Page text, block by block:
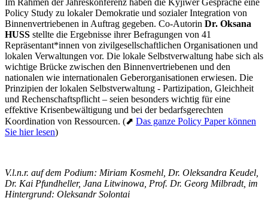
Policy Study zu lokaler Demokratie und sozialer Integration von
Binnenvertriebenen in Auftrag gegeben. Co-Autorin Dr. Oksana
HUSS stellte die Ergebnisse ihrer Befragungen von 41
Repräsentant*innen von zivilgesellschaftlichen Organisationen und
lokalen Verwaltungen vor. Die lokale Selbstverwaltung habe sich als
wichtige Brücke zwischen den Binnenvertriebenen und den
nationalen wie internationalen Geberorganisationen erwiesen. Die
Prinzipien der lokalen Selbstverwaltung - Partizipation, Gleichheit
und Rechenschaftspflicht – seien besonders wichtig für eine
effektive Krisenbewältigung und bei der bedarfsgerechten
Koordination von Ressourcen. (⬈ Das ganze Policy Paper können
Sie hier lesen)
V.l.n.r. auf dem Podium: Miriam Kosmehl, Dr. Oleksandra Keudel,
Dr. Kai Pfundheller, Jana Litwinowa, Prof. Dr. Georg Milbradt, im
Hintergrund: Oleksandr Solontai